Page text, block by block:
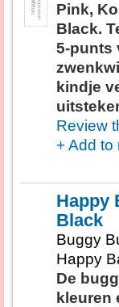
Pink,
Black.
5-punts
kindje
Review
+ Add to
Happy
Black
Buggy
Happy
De
kleuren